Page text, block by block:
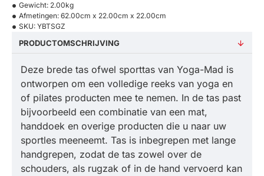
Gewicht: 2.00kg
Afmetingen: 62.00cm x 22.00cm x 22.00cm
SKU: YBTSGZ
PRODUCTOMSCHRIJVING
Deze brede tas ofwel sporttas van Yoga-Mad is
ontworpen om een ​​volledige reeks van yoga en
of pilates producten mee te nemen. In de tas past
bijvoorbeeld een combinatie van een mat,
handdoek en overige producten die u naar uw
sportles meeneemt. Tas is inbegrepen met lange
handgrepen, zodat de tas zowel over de
schouders, als rugzak of in de hand vervoerd kan